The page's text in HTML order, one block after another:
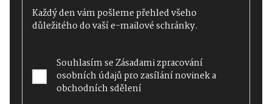
Každý den vám pošleme přehled všeho
důležitého do vaší e-mailové schránky.
Souhlasím seZásadami zpracování
osobních údajůpro zasílání novinek a
obchodních sdělení